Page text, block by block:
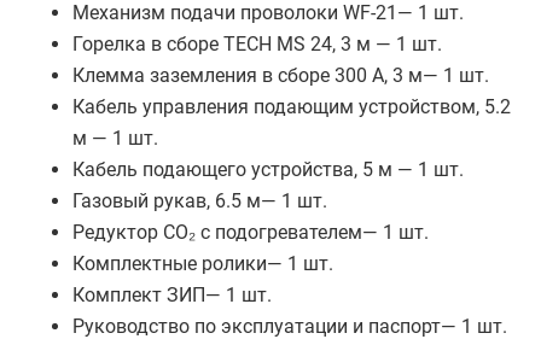
Механизм подачи проволоки WF-21— 1 шт.
Горелка в сборе TECH MS 24, 3 м — 1 шт.
Клемма заземления в сборе 300 А, 3 м— 1 шт.
Кабель управления подающим устройством, 5.2
м — 1 шт.
Кабель подающего устройства, 5 м — 1 шт.
Газовый рукав, 6.5 м— 1 шт.
Редуктор CО₂ с подогревателем— 1 шт.
Комплектные ролики— 1 шт.
Комплект ЗИП— 1 шт.
Руководство по эксплуатации и паспорт— 1 шт.